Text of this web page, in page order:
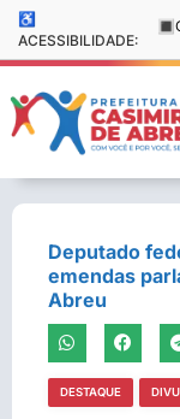
♿
ACESSIBILIDADE:
🔳
Deputado
emendas
Abreu
DESTAQUE